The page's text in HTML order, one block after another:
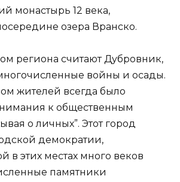
монастырь 12 века,
озера Вранско.
региона считают Дубровник,
войны и осады.
жителей всегда было
к общественным
о личных”. Этот город
демократии,
в этих местах много веков
памятники